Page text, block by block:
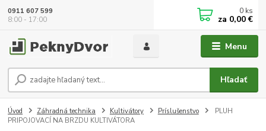
Menu
Hľadať
0911 607 599
8:00 - 17:00
0 ks
za 0,00 €
Úvod Záhradná technika Kultivátory Príslušenstvo
PLUH
PRIPOJOVACÍ NA BRZDU KULTIVÁTORA